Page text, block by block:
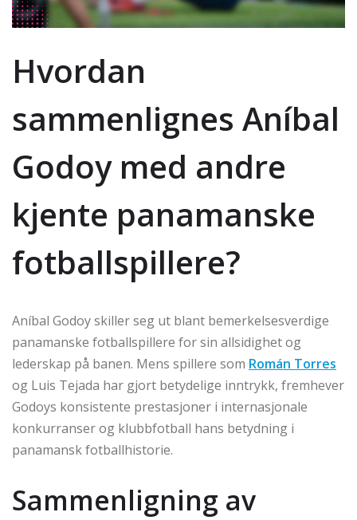
Hvordan
sammenlignes Aníbal
Godoy med andre
kjente panamanske
fotballspillere?
Aníbal Godoy skiller seg ut blant bemerkelsesverdige
panamanske fotballspillere for sin allsidighet og
lederskap på banen. Mens spillere som Román Torres
og Luis Tejada har gjort betydelige inntrykk, fremhever
Godoys konsistente prestasjoner i internasjonale
konkurranser og klubbfotball hans betydning i
panamansk fotballhistorie.
Sammenligning av